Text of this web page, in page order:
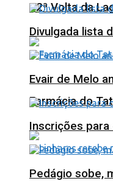
12ª Volta da
Farmácia do
Divulgada lista
Evair de Melo
Inscrições
Pedágio sobe,